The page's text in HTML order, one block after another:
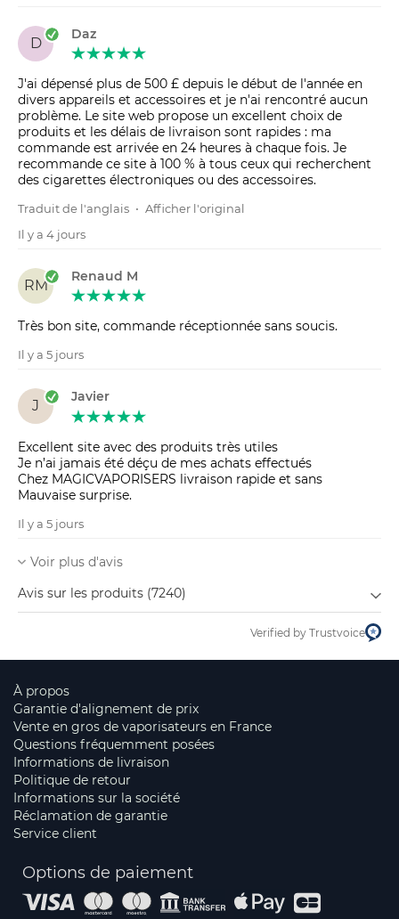
D
Daz
J'ai dépensé plus de 500 £ depuis le début de l'année en
divers appareils et accessoires et je n'ai rencontré aucun
problème. Le site web propose un excellent choix de
produits et les délais de livraison sont rapides : ma
commande est arrivée en 24 heures à chaque fois. Je
recommande ce site à 100 % à tous ceux qui recherchent
des cigarettes électroniques ou des accessoires.
Traduit de l'anglais • Afficher l'original
Il y a 4 jours
RM
Renaud M
Très bon site, commande réceptionnée sans soucis.
Il y a 5 jours
J
Javier
Excellent site avec des produits très utiles
Je n’ai jamais été déçu de mes achats effectués
Chez MAGICVAPORISERS livraison rapide et sans
Mauvaise surprise.
Il y a 5 jours
Voir plus d'avis
Avis sur les produits (7240)
Verified by Trustvoice
À propos
Garantie d'alignement de prix
Vente en gros de vaporisateurs en France
Questions fréquemment posées
Informations de livraison
Politique de retour
Informations sur la société
Réclamation de garantie
Service client
Options de paiement